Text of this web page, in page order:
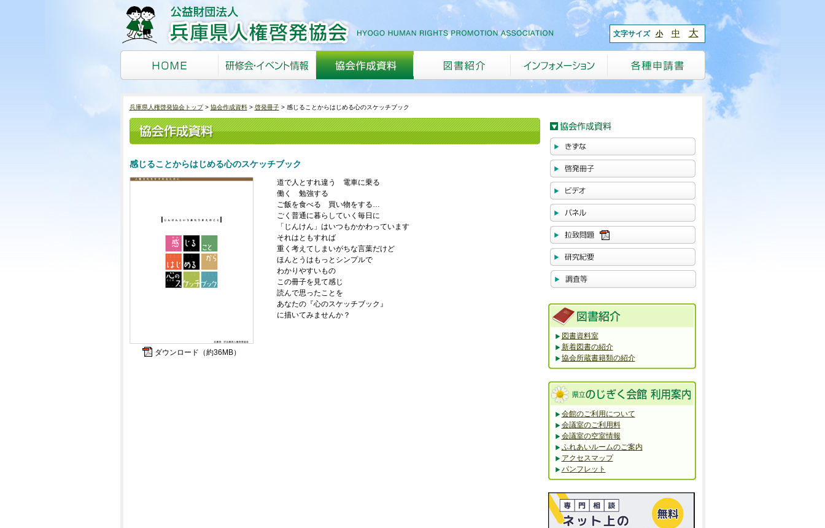
文字サイズ 小 中 大
兵庫県人権啓発協会トップ 協会作成資料 啓発冊子 感じることからはじめる心のスケッチブック
感じることからはじめる心のスケッチブック
ダウンロード（約36MB）
道で人とすれ違う 電車に乗る
働く 勉強する
ご飯を食べる 買い物をする…
ごく普通に暮らしていく毎日に
「じんけん」はいつもかかわっています
それはともすれば
重く考えてしまいがちな言葉だけど
ほんとうはもっとシンプルで
わかりやすいもの
この冊子を見て感じ
読んで思ったことを
あなたの『心のスケッチブック』
に描いてみませんか？
図書資料室
新着図書の紹介
協会所蔵書籍類の紹介
会館のご利用について
会議室のご利用料
会議室の空室情報
ふれあいルームのご案内
アクセスマップ
パンフレット